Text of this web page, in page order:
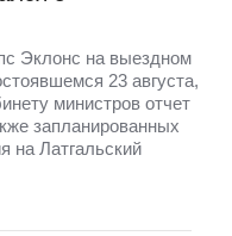
Эклонс на выездном
23 августа,
министров отчет
запланированных
на Латгальский